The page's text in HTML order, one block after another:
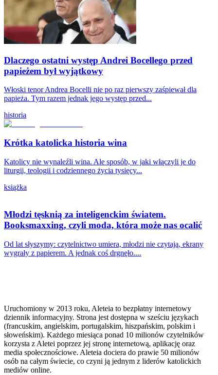
Dlaczego ostatni występ Andrei Bocellego przed
papieżem był wyjątkowy
Włoski tenor Andrea Bocelli nie po raz pierwszy zaśpiewał dla
papieża. Tym razem jednak jego występ przed...
historia
Krótka katolicka historia wina
Katolicy nie wynaleźli wina. Ale sposób, w jaki włączyli je do
liturgii, teologii i codziennego życia tysięcy...
książka
Młodzi tęsknią za inteligenckim światem.
Booksmaxxing, czyli moda, która może nas ocalić
Od lat słyszymy: czytelnictwo umiera, młodzi nie czytają, ekrany
wygrały z papierem. A jednak coś drgnęło....
Uruchomiony w 2013 roku, Aleteia to bezpłatny internetowy
dziennik informacyjny. Strona jest dostępna w sześciu językach
(francuskim, angielskim, portugalskim, hiszpańskim, polskim i
słoweńskim). Każdego miesiąca ponad 10 milionów czytelników
korzysta z Aletei poprzez jej stronę internetową, aplikację oraz
media społecznościowe. Aleteia dociera do prawie 50 milionów
osób na całym świecie, co czyni ją jednym z liderów katolickich
mediów online.